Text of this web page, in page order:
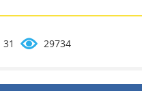
31 29734